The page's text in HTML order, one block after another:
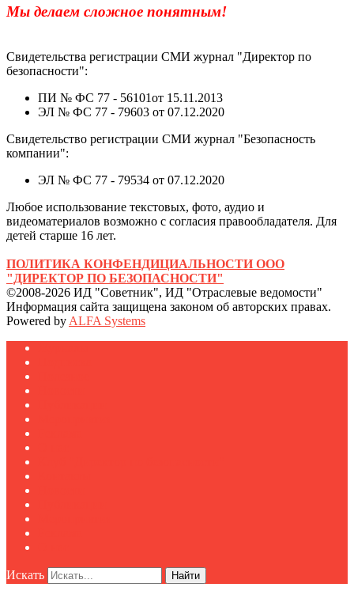
Мы делаем сложное понятным!
Свидетельства регистрации СМИ журнал "Директор по
безопасности":
ПИ № ФС 77 - 56101от 15.11.2013
ЭЛ № ФС 77 - 79603 от 07.12.2020
Свидетельство регистрации СМИ журнал "Безопасность
компании":
ЭЛ № ФС 77 - 79534 от 07.12.2020
Любое использование текстовых, фото, аудио и
видеоматериалов возможно с согласия правообладателя. Для
детей старше 16 лет.
ПОЛИТИКА КОНФЕНДИЦИАЛЬНОСТИ ООО
"ДИРЕКТОР ПО БЕЗОПАСНОСТИ"
©2008-2026 ИД "Советник", ИД "Отраслевые ведомости"
Информация сайта защищена законом об авторских правах.
Powered by ALFA Systems
Искать Найти